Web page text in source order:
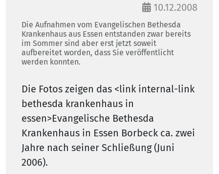
10.12.2008
Die Aufnahmen vom Evangelischen Bethesda
Krankenhaus aus Essen entstanden zwar bereits
im Sommer sind aber erst jetzt soweit
aufbereitet worden, dass Sie veröffentlicht
werden konnten.
Die Fotos zeigen das <link internal-link
bethesda krankenhaus in
essen>Evangelische Bethesda
Krankenhaus in Essen Borbeck ca. zwei
Jahre nach seiner Schließung (Juni
2006).